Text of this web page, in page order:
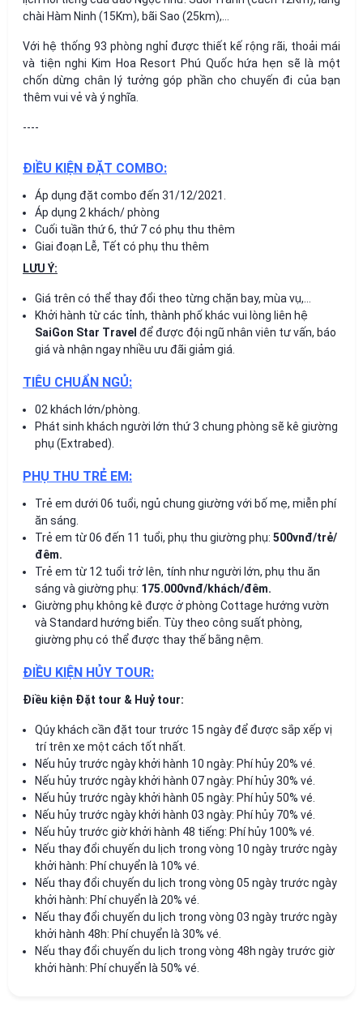
chài Hàm Ninh (15Km), bãi Sao (25km),…
Với hệ thống 93 phòng nghỉ được thiết kế rộng rãi, thoải mái
và tiện nghi Kim Hoa Resort Phú Quốc hứa hẹn sẽ là một
chốn dừng chân lý tưởng góp phần cho chuyến đi của bạn
thêm vui vẻ và ý nghĩa.
----
ĐIỀU KIỆN ĐẶT COMBO:
Áp dụng đặt combo đến 31/12/2021.
Áp dụng 2 khách/ phòng
Cuối tuần thứ 6, thứ 7 có phụ thu thêm
Giai đoạn Lễ, Tết có phụ thu thêm
LƯU Ý:
Giá trên có thể thay đổi theo từng chặn bay, mùa vụ,…
Khởi hành từ các tỉnh, thành phố khác vui lòng liên hệ
SaiGon Star Travel để được đội ngũ nhân viên tư vấn, báo
giá và nhận ngay nhiều ưu đãi giảm giá.
TIÊU CHUẨN NGỦ:
02 khách lớn/phòng.
Phát sinh khách người lớn thứ 3 chung phòng sẽ kê giường
phụ (Extrabed).
PHỤ THU TRẺ EM:
Trẻ em dưới 06 tuổi, ngủ chung giường với bố mẹ, miễn phí
ăn sáng.
Trẻ em từ 06 đến 11 tuổi, phụ thu giường phụ: 500vnđ/trẻ/
đêm.
Trẻ em từ 12 tuổi trở lên, tính như người lớn, phụ thu ăn
sáng và giường phụ: 175.000vnđ/khách/đêm.
Giường phụ không kê được ở phòng Cottage hướng vườn
và Standard hướng biển. Tùy theo công suất phòng,
giường phụ có thể được thay thế bằng nệm.
ĐIỀU KIỆN HỦY TOUR:
Điều kiện Đặt tour & Huỷ tour:
Qúy khách cần đặt tour trước 15 ngày để được sắp xếp vị
trí trên xe một cách tốt nhất.
Nếu hủy trước ngày khởi hành 10 ngày: Phí hủy 20% vé.
Nếu hủy trước ngày khởi hành 07 ngày: Phí hủy 30% vé.
Nếu hủy trước ngày khởi hành 05 ngày: Phí hủy 50% vé.
Nếu hủy trước ngày khởi hành 03 ngày: Phí hủy 70% vé.
Nếu hủy trước giờ khởi hành 48 tiếng: Phí hủy 100% vé.
Nếu thay đổi chuyến du lịch trong vòng 10 ngày trước ngày
khởi hành: Phí chuyển là 10% vé.
Nếu thay đổi chuyến du lịch trong vòng 05 ngày trước ngày
khởi hành: Phí chuyển là 20% vé.
Nếu thay đổi chuyến du lịch trong vòng 03 ngày trước ngày
khởi hành 48h: Phí chuyển là 30% vé.
Nếu thay đổi chuyến du lịch trong vòng 48h ngày trước giờ
khởi hành: Phí chuyển là 50% vé.